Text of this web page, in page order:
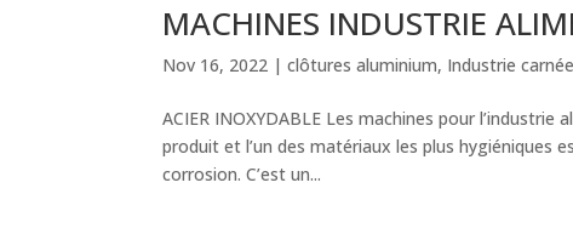
MACHINES INDUSTRIE
Nov 16, 2022 |clôtures aluminium, Industrie carnée
ACIER INOXYDABLE Les machines pour
produit et l’un des matériaux les plus hygiéniques
corrosion. C’est un...